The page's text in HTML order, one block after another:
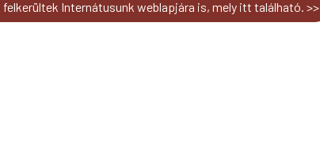
Internátusunk weblapjára is, mely itt található. >>